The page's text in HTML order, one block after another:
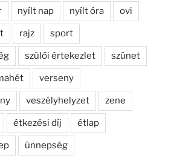
nyílt nap nyílt óra ovi
rajz sport
szülői értekezlet szünet
verseny
veszélyhelyzet zene
étkezési díj étlap
ünnepség